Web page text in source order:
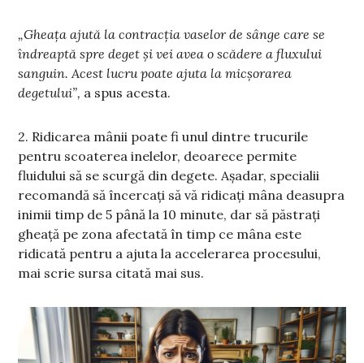
„Gheața ajută la contracția vaselor de sânge care se
îndreaptă spre deget și vei avea o scădere a fluxului
sanguin. Acest lucru poate ajuta la micșorarea
degetului”, a spus acesta.
2. Ridicarea mânii poate fi unul dintre trucurile
pentru scoaterea inelelor, deoarece permite
fluidului să se scurgă din degete. Așadar, specialii
recomandă să încercați să vă ridicați mâna deasupra
inimii timp de 5 până la 10 minute, dar să păstrați
gheață pe zona afectată în timp ce mâna este
ridicată pentru a ajuta la accelerarea procesului,
mai scrie sursa citată mai sus.